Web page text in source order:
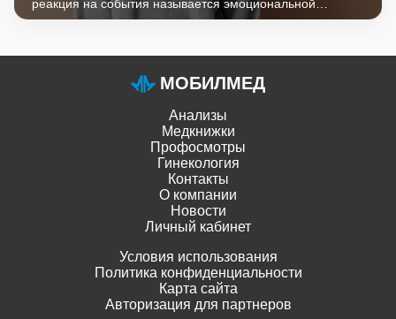
реакция на события называется эмоциональной
лабильностью (нестабильностью). В ответ на
импульсивные агрессивные действия по отношению к
себе и окружающим. Содержание и направленность
переживаний соответствуют ситуации, но их
непродолжительное время эмоции могут меняться
диаметрально противоположно: от смеха до слез, от
ярости до безразличия.
МОБИЛМЕД
Анализы
Медкнижки
Профосмотры
Гинекология
Контакты
О компании
Новости
Личный кабинет
Условия использования
Политика конфиденциальности
Карта сайта
Авторизация для партнеров